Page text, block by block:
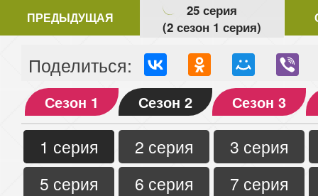
ПРЕДЫДУЩАЯ
25 серия
(2 сезон 1 серия)
Поделиться:
Сезон 1 Сезон 2 Сезон 3
1 серия 2 серия
3 серия
5 серия
6 серия
7 серия